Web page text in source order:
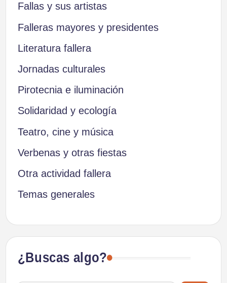
Fallas y sus artistas
Falleras mayores y presidentes
Literatura fallera
Jornadas culturales
Pirotecnia e iluminación
Solidaridad y ecología
Teatro, cine y música
Verbenas y otras fiestas
Otra actividad fallera
Temas generales
¿Buscas algo?